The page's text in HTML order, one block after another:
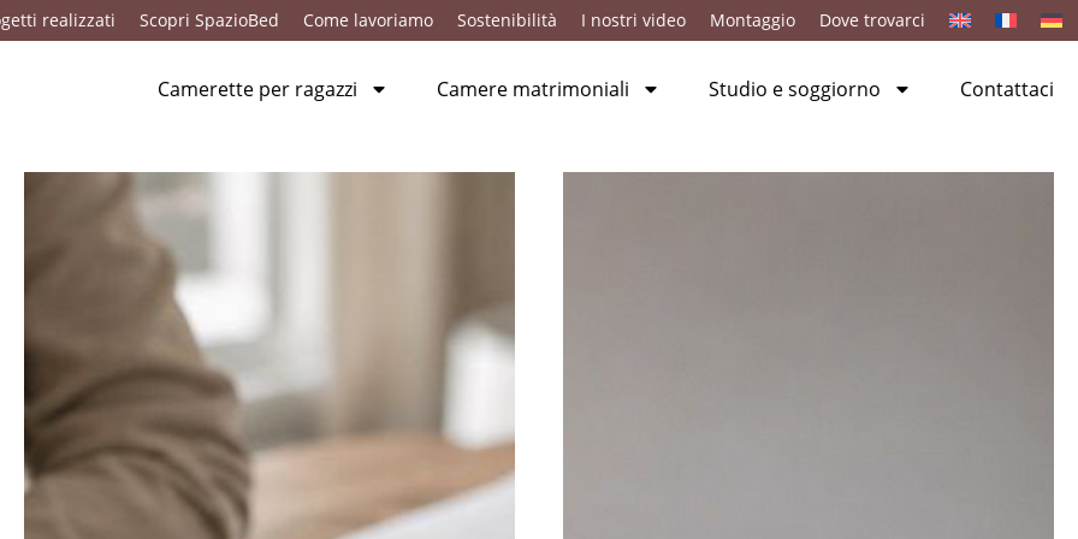
realizzati Scopri SpazioBed Come lavoriamo Sostenibilità I nostri video Montaggio Dove trovarci
Camerette per ragazzi Camere matrimoniali Studio e soggiorno Contattaci